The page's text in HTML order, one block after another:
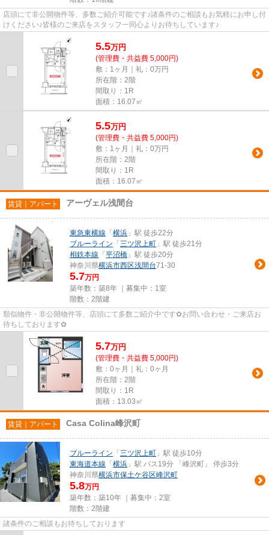
店頭にて非公開物件等、多数ご紹介可能です♪諸条件のご相談もお気軽にお申し付
けください♪皆様のご来店をスタッフ一同心よりお待ちしています♪
5.5万円
(管理費・共益費 5,000円)
敷：1ヶ月｜礼：0万円
所在階：2階
間取り：1R
面積：16.07㎡
5.5万円
(管理費・共益費 5,000円)
敷：1ヶ月｜礼：0万円
所在階：2階
間取り：1R
面積：16.07㎡
賃貸｜アパート アーヴェル浅間台
東急東横線 「 横浜 」駅 徒歩22分
ブルーライン 「 三ツ沢上町 」駅 徒歩21分
相鉄本線 「 平沼橋 」駅 徒歩20分
神奈川県横浜市西区浅間台71-30
5.7万円
築年数：築8年 ｜募集中： 1室
階数：2階建
類似物件・非公開物件等、店頭にて多数ご紹介中です✿お問い合わせ・ご来店お
待ちしております✿
5.7万円
(管理費・共益費 5,000円)
敷：0ヶ月｜礼：0ヶ月
所在階：2階
間取り：1R
面積：13.03㎡
賃貸｜アパート Casa Colina峰沢町
ブルーライン 「 三ツ沢上町 」駅 徒歩10分
東海道本線 「 横浜 」駅 バス19分 「峰沢町」 停歩3分
神奈川県横浜市保土ケ谷区峰沢町
5.8万円
築年数：築10年 ｜募集中： 2室
階数：2階建
諸条件のご相談もお待ちしております